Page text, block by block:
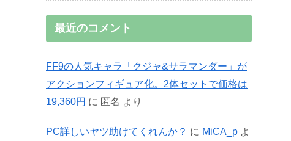
最近のコメント
FF9の人気キャラ「クジャ&サラマンダー」が
アクションフィギュア化。2体セットで価格は
19,360円 に 匿名 より
PC詳しいヤツ助けてくれんか？ に MiCA_p よ